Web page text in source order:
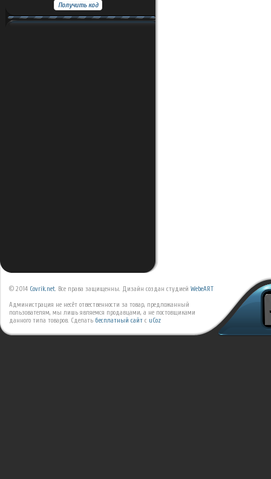
© 2014 Covrik.net. Все права защищенны. Дизайн создан студией WebeART
Администрация не несёт отвественности за товар, предложанный
пользователям, мы лишь являемся продавцами, а не постовщиками
данного типа товаров. Сделать бесплатный сайт с uCoz